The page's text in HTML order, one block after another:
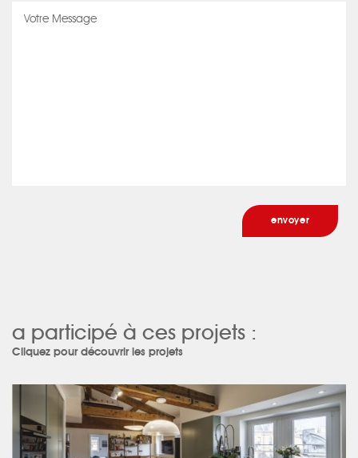
a participé à ces projets :
Cliquez pour découvrir les projets